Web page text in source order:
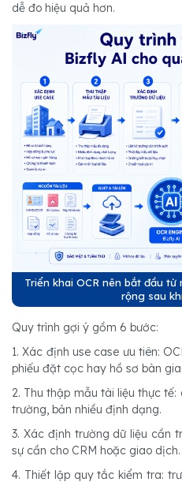
dễ đo hiệu quả hơn.
Triển khai OCR nên bắt đầu
rộng sau
Quy trình gợi ý gồm 6 bước:
1. Xác định use case ưu tiên:
phiếu đặt cọc hay hồ sơ bàn
2. Thu thập mẫu tài liệu thực
trường, bản nhiều định dạng.
3. Xác định trường dữ liệu cần
sự cần cho CRM hoặc giao dịch.
4. Thiết lập quy tắc kiểm tra: